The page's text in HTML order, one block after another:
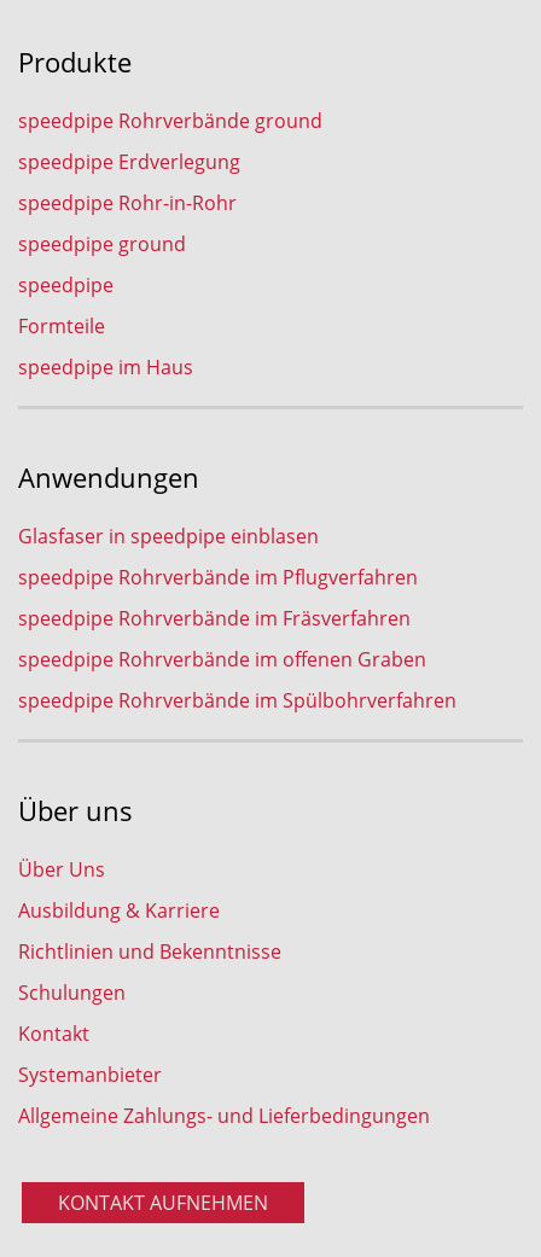
Produkte
speedpipe Rohrverbände ground
speedpipe Erdverlegung
speedpipe Rohr-in-Rohr
speedpipe ground
speedpipe
Formteile
speedpipe im Haus
Anwendungen
Glasfaser in speedpipe einblasen
speedpipe Rohrverbände im Pflugverfahren
speedpipe Rohrverbände im Fräsverfahren
speedpipe Rohrverbände im offenen Graben
speedpipe Rohrverbände im Spülbohrverfahren
Über uns
Über Uns
Ausbildung & Karriere
Richtlinien und Bekenntnisse
Schulungen
Kontakt
Systemanbieter
Allgemeine Zahlungs- und Lieferbedingungen
KONTAKT AUFNEHMEN